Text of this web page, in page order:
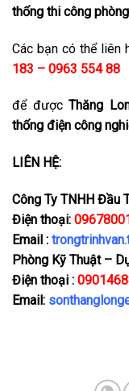
thống thi công
Các bạn có thể liên
183 – 0963 554 88
để được Thăng
thống điện công
LIÊN HỆ:
Công Ty TNHH Đầu
Điện thoại:
Email :
Phòng Kỹ Thuật –
Điện thoại :
Email: